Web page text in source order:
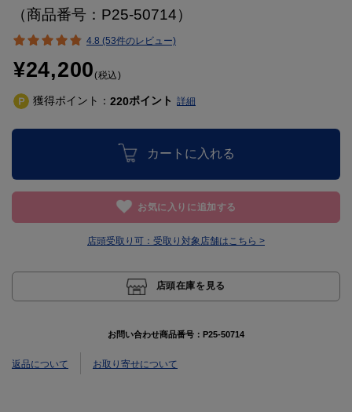
（商品番号：P25-50714）
4.8 (53件のレビュー)
¥24,200(税込)
獲得ポイント： 220ポイント 詳細
カートに入れる
お気に入りに追加する
店頭受取り可： 受取り対象店舗はこちら >
店頭在庫を見る
お問い合わせ商品番号： P25-50714
返品について お取り寄せについて